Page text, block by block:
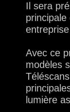
Il sera
Avec ce
modèles
lumière